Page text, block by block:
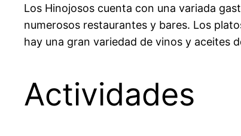
Los Hinojosos cuenta con una variada
numerosos restaurantes y bares. Los
hay una gran variedad de vinos y aceites
Actividades